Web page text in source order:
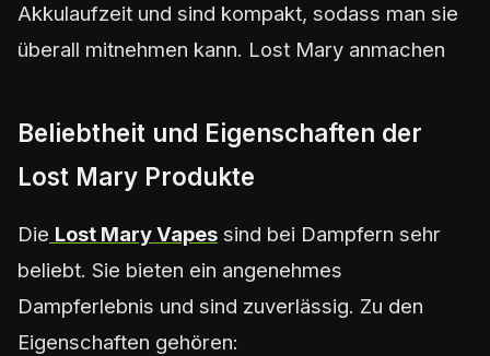
Akkulaufzeit und sind kompakt, sodass man sie
überall mitnehmen kann. Lost Mary anmachen
Beliebtheit und Eigenschaften der
Lost Mary Produkte
Die Lost Mary Vapes sind bei Dampfern sehr
beliebt. Sie bieten ein angenehmes
Dampferlebnis und sind zuverlässig. Zu den
Eigenschaften gehören: